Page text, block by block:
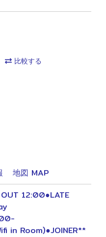
比較する
地図 MAP
OUT 12:00●LATE
in Room)●JOINER**